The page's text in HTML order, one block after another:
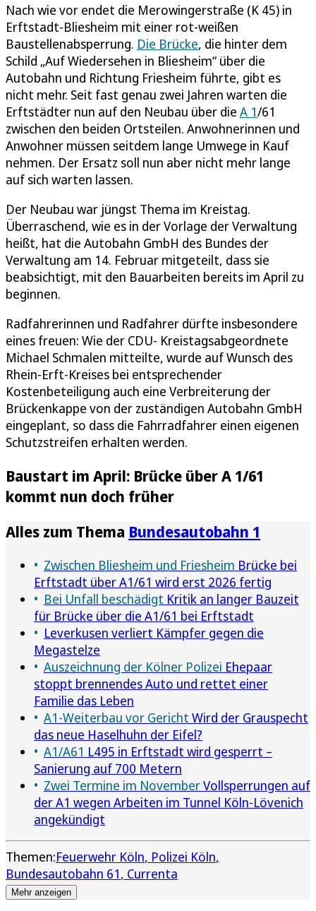
Nach wie vor endet die Merowingerstraße (K 45) in
Erftstadt-Bliesheim mit einer rot-weißen
Baustellenabsperrung. Die Brücke, die hinter dem
Schild „Auf Wiedersehen in Bliesheim“ über die
Autobahn und Richtung Friesheim führte, gibt es
nicht mehr. Seit fast genau zwei Jahren warten die
Erftstädter nun auf den Neubau über die A 1/61
zwischen den beiden Ortsteilen. Anwohnerinnen und
Anwohner müssen seitdem lange Umwege in Kauf
nehmen. Der Ersatz soll nun aber nicht mehr lange
auf sich warten lassen.
Der Neubau war jüngst Thema im Kreistag.
Überraschend, wie es in der Vorlage der Verwaltung
heißt, hat die Autobahn GmbH des Bundes der
Verwaltung am 14. Februar mitgeteilt, dass sie
beabsichtigt, mit den Bauarbeiten bereits im April zu
beginnen.
Radfahrerinnen und Radfahrer dürfte insbesondere
eines freuen: Wie der CDU- Kreistagsabgeordnete
Michael Schmalen mitteilte, wurde auf Wunsch des
Rhein-Erft-Kreises bei entsprechender
Kostenbeteiligung auch eine Verbreiterung der
Brückenkappe von der zuständigen Autobahn GmbH
eingeplant, so dass die Fahrradfahrer einen eigenen
Schutzstreifen erhalten werden.
Baustart im April: Brücke über A 1/61
kommt nun doch früher
Alles zum Thema Bundesautobahn 1
Zwischen Bliesheim und Friesheim Brücke bei
Erftstadt über A1/61 wird erst 2026 fertig
Bei Unfall beschädigt Kritik an langer Bauzeit
für Brücke über die A1/61 bei Erftstadt
Leverkusen verliert Kämpfer gegen die
Megastelze
Auszeichnung der Kölner Polizei Ehepaar
stoppt brennendes Auto und rettet einer
Familie das Leben
A1-Weiterbau vor Gericht Wird der Grauspecht
das neue Haselhuhn der Eifel?
A1/A61 L495 in Erftstadt wird gesperrt –
Sanierung auf 700 Metern
Zwei Termine im NovemberVollsperrungen auf
der A1 wegen Arbeiten im Tunnel Köln-Lövenich
angekündigt
Themen:Feuerwehr Köln Polizei Köln
Bundesautobahn 61 Currenta
Mehr anzeigen